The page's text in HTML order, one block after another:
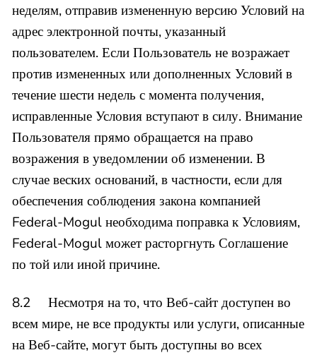
неделям, отправив измененную версию Условий на
адрес электронной почты, указанный
пользователем. Если Пользователь не возражает
против измененных или дополненных Условий в
течение шести недель с момента получения,
исправленные Условия вступают в силу. Внимание
Пользователя прямо обращается на право
возражения в уведомлении об изменении. В
случае веских оснований, в частности, если для
обеспечения соблюдения закона компанией
Federal-Mogul необходима поправка к Условиям,
Federal-Mogul может расторгнуть Соглашение
по той или иной причине.
8.2 Несмотря на то, что Веб-сайт доступен во
всем мире, не все продукты или услуги, описанные
на Веб-сайте, могут быть доступны во всех